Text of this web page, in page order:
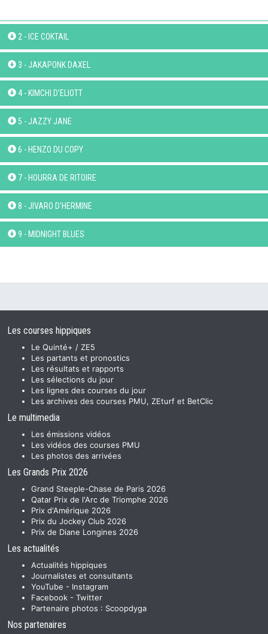
2 - ICE COKTAIL
3 - JAKAPONK DAXEL
4 - KIMCHI D'ELIOTT
5 - JAZZY JANE
6 - HENZO DU COPY
7 - HOURRA DE RITOIRE
8 - JIVARO D'HERMINE
9 - MIDNIGHT BLUES
Les courses hippiques
Le Quinté+ / ZE5
Les partants et pronostics
Les résultats et rapports
Les sélections du jour
Les lignes des courses du jour
Les archives des courses PMU, ZEturf et BetClic
Le multimedia
Les émissions vidéos
Les vidéos des courses PMU
Les photos des arrivées
Les Grands Prix 2026
Grand Steeple-Chase de Paris 2026
Qatar Prix de l'Arc de Triomphe 2026
Prix d'Amérique 2026
Prix du Jockey Club 2026
Prix de Diane Longines 2026
Les actualités
Actualités hippiques
Journalistes et consultants
YouTube - Instagram
Facebook - Twitter
Partenaire photos : Scoopdyga
Nos partenaires